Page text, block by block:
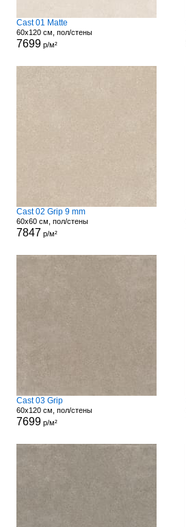
Cast 01 Matte
60x120 см, пол/стены
7699р/м²
Cast 02 Grip 9 mm
60x60 см, пол/стены
7847 р/м²
Cast 03 Grip
60x120 см, пол/стены
7699р/м²